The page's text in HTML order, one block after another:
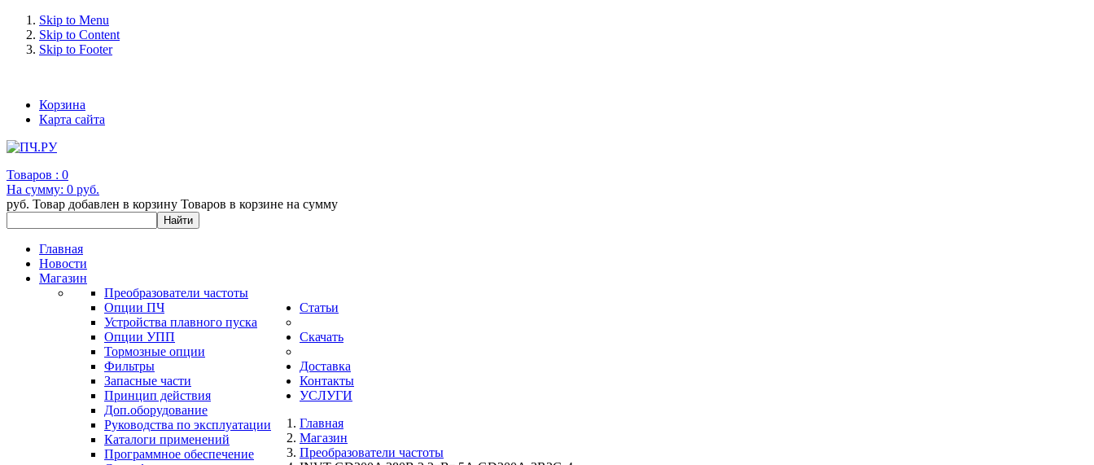
Skip to Menu
Skip to Content
Skip to Footer
Корзина
Карта сайта
Товаров : 0
На сумму: 0 руб.
руб. Товар добавлен в корзину Товаров в корзине на сумму
Главная
Новости
Магазин
Преобразователи частоты
Опции ПЧ
Устройства плавного пуска
Опции УПП
Тормозные опции
Фильтры
Запасные части
Статьи
Принцип действия
Доп.оборудование
Скачать
Руководства по эксплуатации
Каталоги применений
Программное обеспечение
Доставка
Контакты
УСЛУГИ
Главная
Магазин
Преобразователи частоты